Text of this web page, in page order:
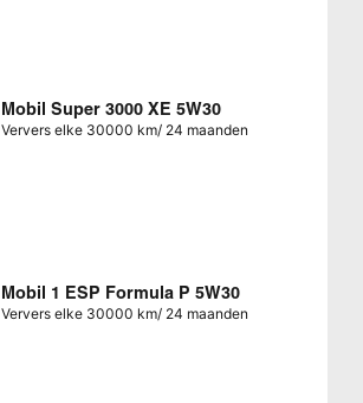
Mobil Super 3000 XE 5W30
Ververs elke 30000 km/ 24 maanden
Mobil 1 ESP Formula P 5W30
Ververs elke 30000 km/ 24 maanden